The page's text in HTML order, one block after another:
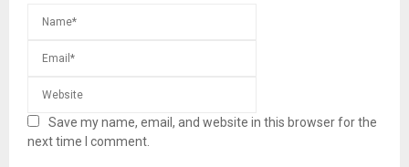
Save my name, email, and website in this browser for the
next time I comment.